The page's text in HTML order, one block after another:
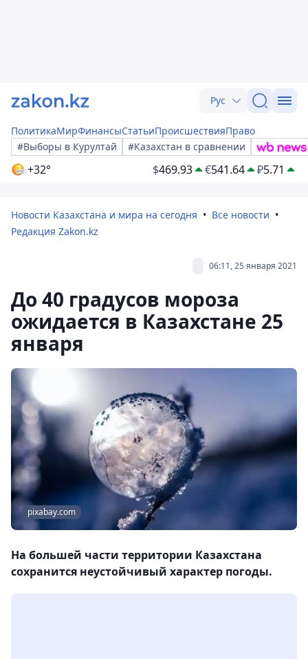
Рус
ПолитикаМирФинансыСтатьиПроисшествияПраво
#Выборы в Курултай
#Казахстан в сравнении
+32° $469.93 €541.64 ₽5.71
Новости Казахстана и мира на сегодня
Все новости
Редакция Zakon.kz
06:11, 25 января 2021
До 40 градусов мороза
ожидается в Казахстане 25
января
pixabay.com
На большей части территории Казахстана
сохранится неустойчивый характер погоды.